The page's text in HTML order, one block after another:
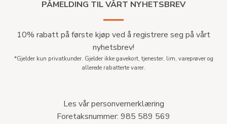
PÅMELDING TIL VÅRT NYHETSBREV
10% rabatt på første kjøp ved å registrere seg på vårt
nyhetsbrev!
*Gjelder kun privatkunder. Gjelder ikke gavekort, tjenester, lim, vareprøver og
allerede rabatterte varer.
Les vår personvernerklæring
Foretaksnummer: 985 589 569